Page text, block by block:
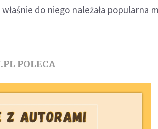
do niego należała popularna
POLECA